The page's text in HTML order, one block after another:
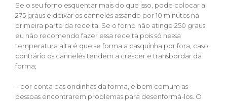
Se o seu forno esquentar mais do que isso, pode colocar a
275 graus e deixar os cannelés assando por 10 minutos na
primeira parte da receita. Se o forno não atinge 250 graus
eu não recomendo fazer essa receita pois só nessa
temperatura alta é que se forma a casquinha por fora, caso
contrário os cannelés tendem a crescer e transbordar da
forma;
– por conta das ondinhas da forma, é bem comum as
pessoas encontrarem problemas para desenformá-los. O